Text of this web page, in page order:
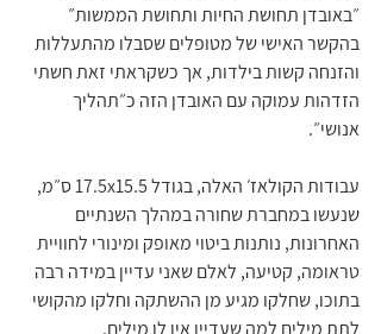
״באובדן תחושת החיות ותחושת הממשות״
בהקשר האישי של מטופלים שסבלו מהתעללות
והזנחה קשות בילדות, אך כשקראתי זאת חשתי
הזדהות עמוקה עם האובדן הזה כ״תהליך
אנושי״.
עבודות הקולאז׳ האלה, בגודל 17.5x15.5 ס״מ,
שנעשו במחברת שחורה במהלך השנתיים
האחרונות, נותנות ביטוי מאופק ומינורי לחוויית
טראומה, קטיעה, לאלם שאני עדיין במידה רבה
בתוכו, שחלקו מגיע מן ההשתקה וחלקו מהקושי
לתת מילים למה שעדיין אין לו מילים.